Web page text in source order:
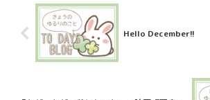
Hello December!!